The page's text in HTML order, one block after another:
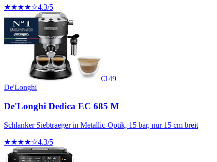
★★★★☆4.3/5
€149
De'Longhi
De'Longhi Dedica EC 685 M
Schlanker Siebtraeger in Metallic-Optik, 15 bar, nur 15 cm breit
★★★★☆4.3/5